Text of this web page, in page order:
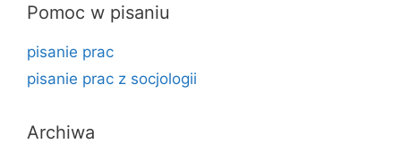
Pomoc w pisaniu
pisanie prac
pisanie prac z socjologii
Archiwa